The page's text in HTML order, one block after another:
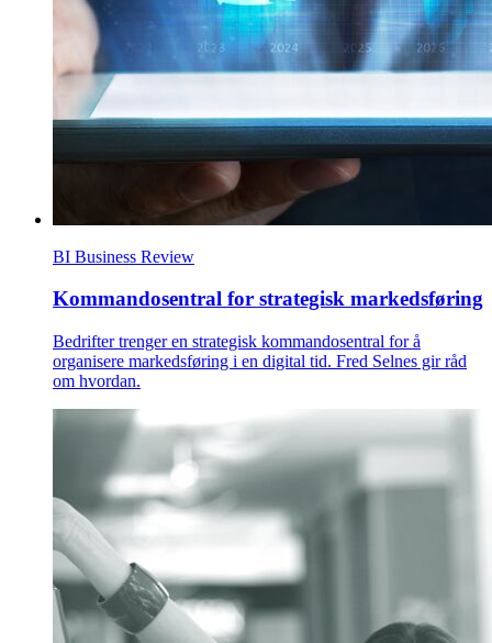
BI Business Review
Kommandosentral for strategisk markedsføring
Bedrifter trenger en strategisk kommandosentral for å
organisere markedsføring i en digital tid. Fred Selnes gir råd
om hvordan.